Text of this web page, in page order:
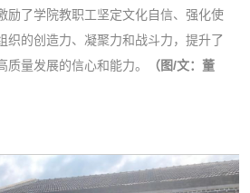
励了学院教职工坚定文化自信、强化使
织的创造力、凝聚力和战斗力，提升了
质量发展的信心和能力。
（图/文：董